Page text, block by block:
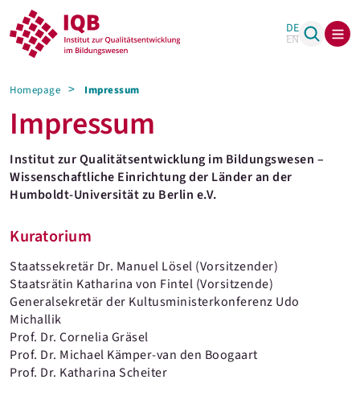
DE
EN
Homepage Impressum
Impressum
Institut zur Qualitätsentwicklung im Bildungswesen –
Wissenschaftliche Einrichtung der Länder an der
Humboldt-Universität zu Berlin e.V.
Kuratorium
Staatssekretär Dr. Manuel Lösel (Vorsitzender)
Staatsrätin Katharina von Fintel (Vorsitzende)
Generalsekretär der Kultusministerkonferenz Udo
Michallik
Prof. Dr. Cornelia Gräsel
Prof. Dr. Michael Kämper-van den Boogaart
Prof. Dr. Katharina Scheiter